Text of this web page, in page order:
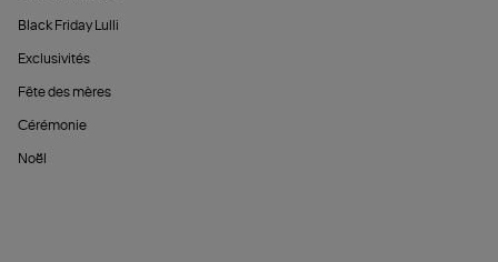
Black Friday Lulli
Exclusivités
Fête des mères
Cérémonie
Noël